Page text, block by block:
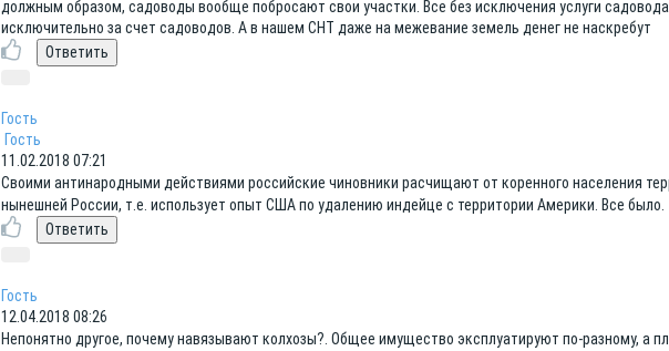
должным образом, садоводы вообще побросают свои участки. Все без исключения услуги
исключительно за счет садоводов. А в нашем СНТ даже на межевание земель денег не наскребут
Гость
Гость
11.02.2018 07:21
Своими антинародными действиями российские чиновники расчищают от коренного населения
нынешней России, т.е. использует опыт США по удалению индейце с территории Америки. Все было.
Гость
12.04.2018 08:26
Непонятно другое, почему навязывают колхозы?. Общее имущество эксплуатируют по-разному, а